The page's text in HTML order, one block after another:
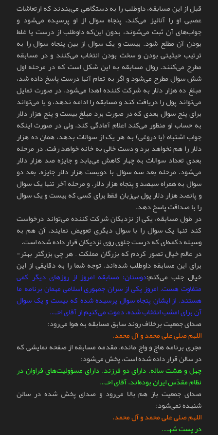
قبل از این مسابقه، داوطلب را به دستگاهی می‌بندند که ارتعاشات
عصبی او را آنالیز می‌کند. پنجاه سوال از او پرسیده می‌شود و
جواب‌های آن ثبت می‌شوند، بدون این‌که داوطلب از درست یا غلط
بودن آن مطلع شود. بیست و یک سوال از بین پنجاه سوال را به
ترتیب حیثیتی بودن و سخت بودن انتخاب می‌کنند و در مسابقه
مطرح می‌کنند. روال مسابقه به این شکل است که در مرحله اول
شش سوال مطرح می‌شود و اگر به تمام آنها درست پاسخ داده شد،
مبلغ ده هزار دلار به شرکت کننده اهدا می‌شود. در صورت تمایل
می‌تواند پول را دریافت کند و مسابقه را ادامه ندهد، و یا می‌تواند
برای پنج سوال بعدی که در صورت برد مبلغ بیست و پنج هزار دلار
به حساب او منظور می‌کند اعلام آمادگی کند. ولی در صورت اینکه
جواب اشتباه (یا دروغی) به هر یک از سوالات بدهد، همان ده هزار
دلار را هم نخواهد برد و دست خالی به خانه خواهد رفت. در مرحله
بعدی تعداد سوالات به چهار کاهش می‌یابد و جایزه صد هزار دلار
می‌شود. مرحله بعد سه سوال با دویست هزار دلار جایزه. بعد دو
سوال به همراه سیصد و پنجاه هزار دلار. و مرحله آخر تنها یک سوال
و پانصد هزار دلار پول بی‌زبان فقط برای کسی که بیست و یک سوال
را با صداقت پاسخ دهد.
در طول مسابقه، یکی از نزدیکان شرکت کننده می‌تواند درخواست
کند تنها یک سوال را با سوال دیگری تعویض نمایند. آن هم به
وسیله دکمه‌ای که درست جلوی روی نزدیکان قرار داده شده است.
در عالم خیال تصور کردم که بزرگان مملکت – هر چی بزرگتر بهتر-
برای این مسابقه داوطلب شده‌اند. توجه شما را به دقایقی از این
خیال جلب می‌کنم:دوستان؛ مسابقه امروز از روزهای دیگر کمی
متفاوت هست. امروز یکی از سران جمهوری اسلامی مهمان برنامه ما
هستند. از ایشان پنجاه سوال پرسیده شده که بیست و یک سوال
آن برای امشب انتخاب شده. دعوت می‌کنیم از آقای احـ…
صدای جمعیت بر‌خلاف روند سابق مسابقه به هوا می‌رود:
اللهم صلی علی محمد و آل محمد.
مجری برنامه هاج و واج مانده. مقدمه مسابقه از صفحه نمایشی که
در سالن قرار داده شده است، پخش می‌شود:
چهل و هشت ساله. دارای دو فرزند. دارای مسؤولیت‌های فراوان در
نظام مقدّس ایران بوده‌اند. آقای احـ…
صدای جمعیت باز هم بالا می‌رود و صدای پخش شده در سالن
شنیده نمی‌شود:
اللهم صلی علی محمد و آل محمد.
در پست شهـ…